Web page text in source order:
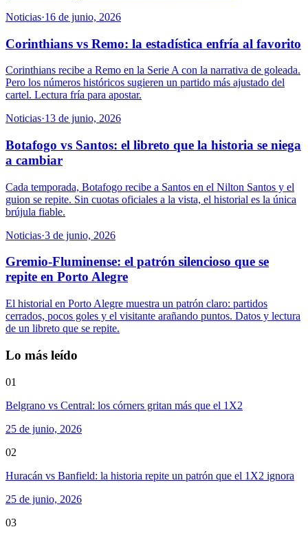
Noticias·16 de junio, 2026
Corinthians vs Remo: la estadística enfría al favorito
Corinthians recibe a Remo en la Serie A con la narrativa de goleada.
Pero los números históricos sugieren un partido más ajustado del
cartel. Lectura fría para apostar.
Noticias·13 de junio, 2026
Botafogo vs Santos: el libreto que la historia se niega
a cambiar
Cada temporada, Botafogo recibe a Santos en el Nilton Santos y el
guion se repite. Sin cuotas oficiales a la vista, el historial es la única
brújula fiable.
Noticias·3 de junio, 2026
Gremio-Fluminense: el patrón silencioso que se
repite en Porto Alegre
El historial en Porto Alegre muestra un patrón claro: partidos
cerrados, pocos goles y el visitante arañando puntos. Datos y lectura
de un libreto que se repite.
Lo más leído
01
Belgrano vs Central: los córners gritan más que el 1X2
25 de junio, 2026
02
Huracán vs Banfield: la historia repite un patrón que el 1X2 ignora
25 de junio, 2026
03